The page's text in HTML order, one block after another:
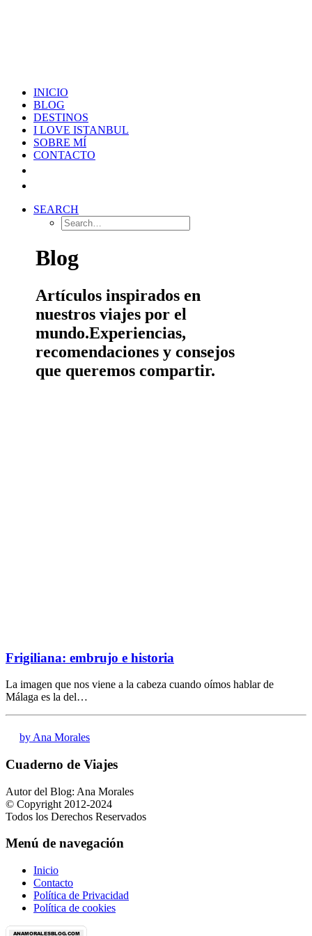
INICIO
BLOG
DESTINOS
I LOVE ISTANBUL
SOBRE MÍ
CONTACTO
SEARCH
Blog
Artículos inspirados en
nuestros viajes por el
mundo.Experiencias,
recomendaciones y consejos
que queremos compartir.
Frigiliana: embrujo e historia
La imagen que nos viene a la cabeza cuando oímos hablar de
Málaga es la del…
by Ana Morales
Cuaderno de Viajes
Autor del Blog: Ana Morales
© Copyright 2012-2024
Todos los Derechos Reservados
Menú de navegación
Inicio
Contacto
Política de Privacidad
Política de cookies